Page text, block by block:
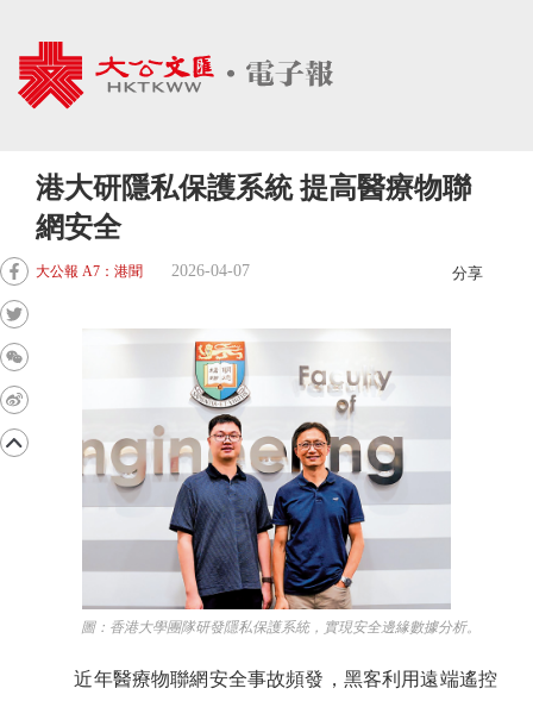
港大研隱私保護系統 提高醫療物聯
網安全
大公報 A7：港聞 2026-04-07 分享
圖：香港大學團隊研發隱私保護系統，實現安全邊緣數據分析。
近年醫療物聯網安全事故頻發，黑客利用遠端遙控